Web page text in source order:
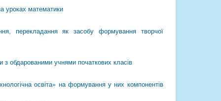
уроках математики
перекладання як засобу формування творчої
з обдарованими учнями початкових класів
освіта» на формування у них компонентів